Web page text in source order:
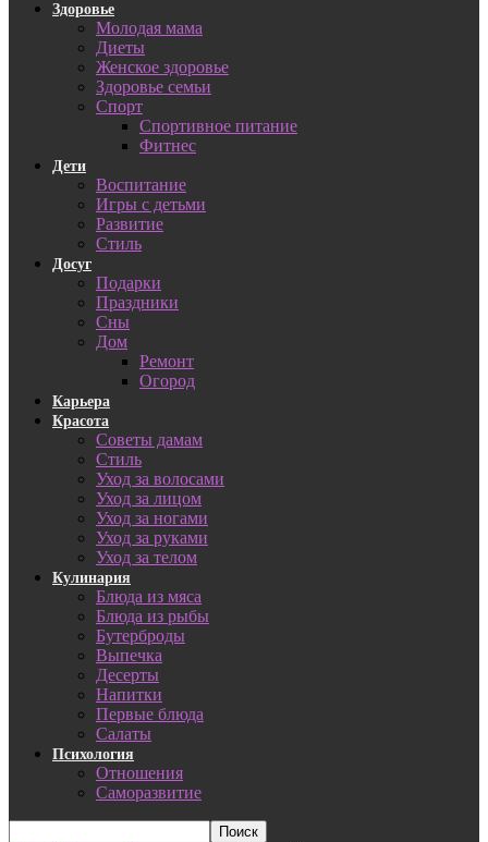
Здоровье
Молодая мама
Диеты
Женское здоровье
Здоровье семьи
Спорт
Спортивное питание
Фитнес
Дети
Воспитание
Игры с детьми
Развитие
Стиль
Досуг
Подарки
Праздники
Сны
Дом
Ремонт
Огород
Карьера
Красота
Советы дамам
Стиль
Уход за волосами
Уход за лицом
Уход за ногами
Уход за руками
Уход за телом
Кулинария
Блюда из мяса
Блюда из рыбы
Бутерброды
Выпечка
Десерты
Напитки
Первые блюда
Салаты
Психология
Отношения
Саморазвитие